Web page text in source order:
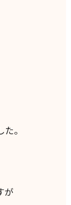
。
が